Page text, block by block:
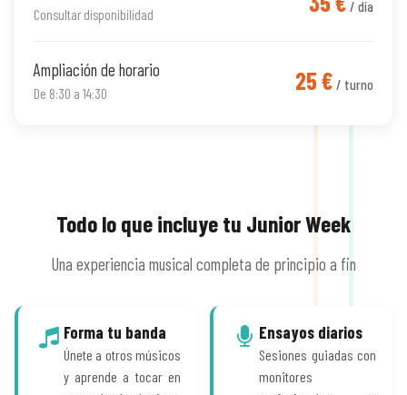
Consultar disponibilidad
/ día
Ampliación de horario
De 8:30 a 14:30 25 € / turno
Todo lo que incluye tu Junior Week
Una experiencia musical completa de principio a fin
Forma tu banda
Únete a otros músicos
y aprende a tocar en
Ensayos diarios
Sesiones guiadas con
monitores